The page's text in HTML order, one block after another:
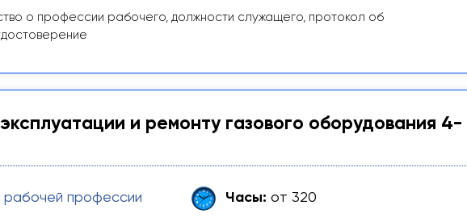
о профессии рабочего, должности служащего, протокол об
и ремонту газового оборудования 4-
профессии Часы: от 320